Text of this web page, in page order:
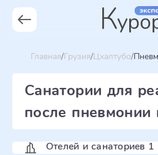
Главная Грузия Цхалтубо
Санатории для
после пневмонии
Отелей и санаториев 1